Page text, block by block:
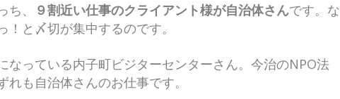
、 ９割近い仕事のクライアント様が自治体さんです。な
と〆切が集中するのです。
っている内子町ビジターセンターさん。今治のNPO法
も自治体さんのお仕事です。